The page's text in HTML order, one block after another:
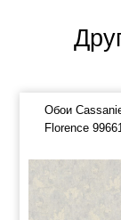
Обои
Florence